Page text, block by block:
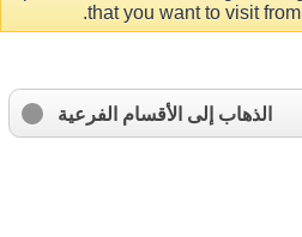
that you want to visit
الذهاب إلى الأقسام الفرعية